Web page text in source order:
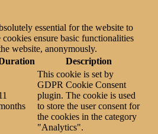
essential for the website to
ensure basic functionalities
website, anonymously.
Description
This cookie is set by
GDPR Cookie Consent
plugin. The cookie is used
to store the user consent for
the cookies in the category
"Analytics".